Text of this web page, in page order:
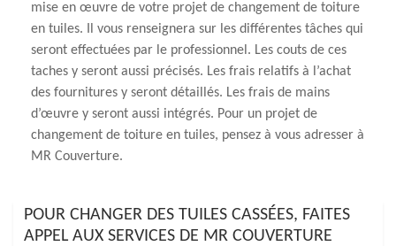
mise en œuvre de votre projet de changement de toiture
en tuiles. Il vous renseignera sur les différentes tâches qui
seront effectuées par le professionnel. Les couts de ces
taches y seront aussi précisés. Les frais relatifs à l’achat
des fournitures y seront détaillés. Les frais de mains
d’œuvre y seront aussi intégrés. Pour un projet de
changement de toiture en tuiles, pensez à vous adresser à
MR Couverture.
POUR CHANGER DES TUILES CASSÉES, FAITES
APPEL AUX SERVICES DE MR COUVERTURE